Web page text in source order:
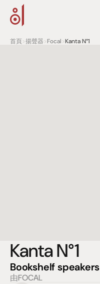
首頁>揚聲器>Focal>Kanta N°1
Kanta N°1
Bookshelf speakers
由FOCAL